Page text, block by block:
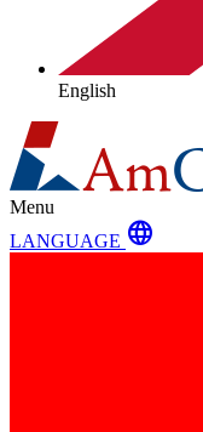
English
Menu
LANGUAGE language